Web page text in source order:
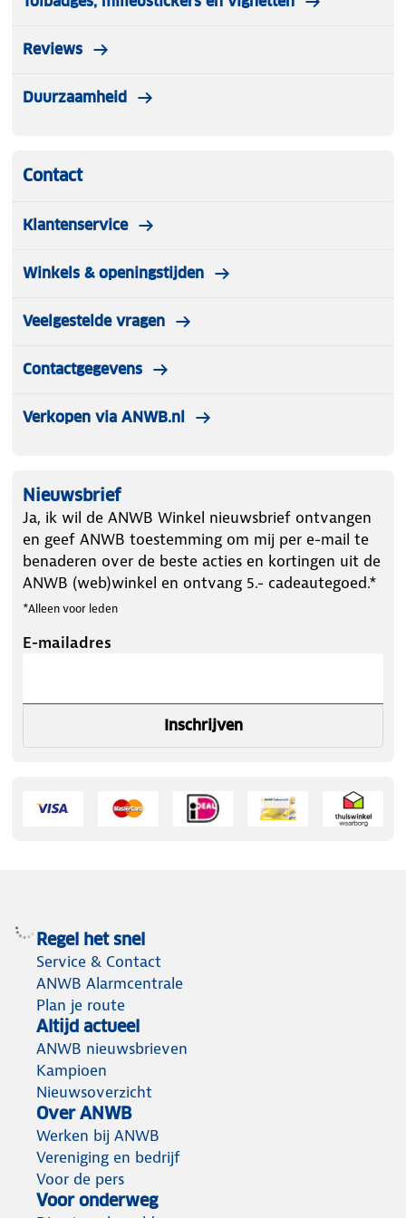
TÜV, GS, CE gecertificeerd, voldoet aan de EN14344
Reviews
Duurzaamheid
Contact
Klantenservice
Winkels & openingstijden
Veelgestelde vragen
Contactgegevens
Verkopen via ANWB.nl
Nieuwsbrief
Ja, ik wil de ANWB Winkel nieuwsbrief ontvangen
en geef ANWB toestemming om mij per e-mail te
benaderen over de beste acties en kortingen uit de
ANWB (web)winkel en ontvang 5.- cadeautegoed.*
*Alleen voor leden
E-mailadres
Inschrijven
Regel het snel
Service & Contact
ANWB Alarmcentrale
Plan je route
Altijd actueel
ANWB nieuwsbrieven
Kampioen
Nieuwsoverzicht
Over ANWB
Werken bij ANWB
Vereniging en bedrijf
Voor de pers
Voor onderweg